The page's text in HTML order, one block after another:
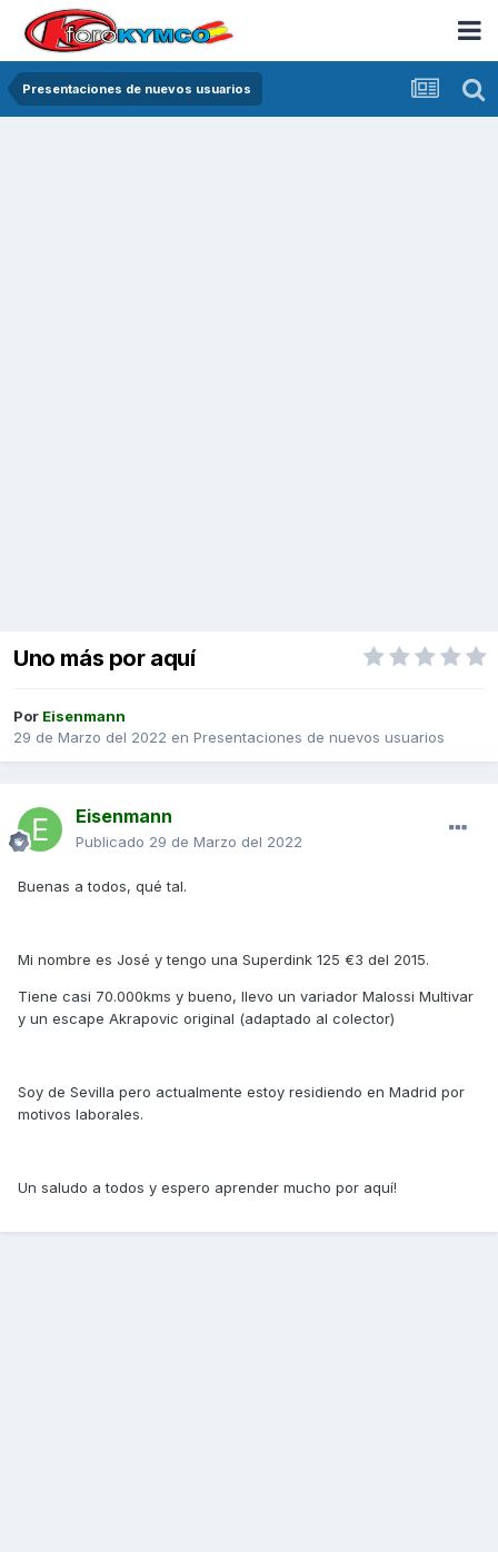
Presentaciones de nuevos usuarios
Uno más por aquí
Por Eisenmann
29 de Marzo del 2022 en Presentaciones de nuevos usuarios
Eisenmann
Publicado 29 de Marzo del 2022
Buenas a todos, qué tal.
Mi nombre es José y tengo una Superdink 125 €3 del 2015.
Tiene casi 70.000kms y bueno, llevo un variador Malossi Multivar
y un escape Akrapovic original (adaptado al colector)
Soy de Sevilla pero actualmente estoy residiendo en Madrid por
motivos laborales.
Un saludo a todos y espero aprender mucho por aquí!